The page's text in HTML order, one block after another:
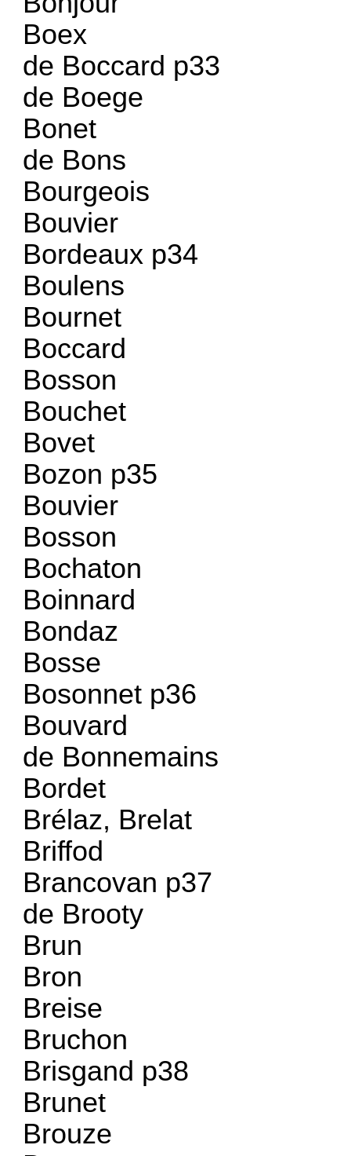
Boex
de Boccard p33
de Boege
Bonet
de Bons
Bourgeois
Bouvier
Bordeaux p34
Boulens
Bournet
Boccard
Bosson
Bouchet
Bovet
Bozon p35
Bouvier
Bosson
Bochaton
Boinnard
Bondaz
Bosse
Bosonnet p36
Bouvard
de Bonnemains
Bordet
Brélaz, Brelat
Briffod
Brancovan p37
de Brooty
Brun
Bron
Breise
Bruchon
Brisgand p38
Brunet
Brouze